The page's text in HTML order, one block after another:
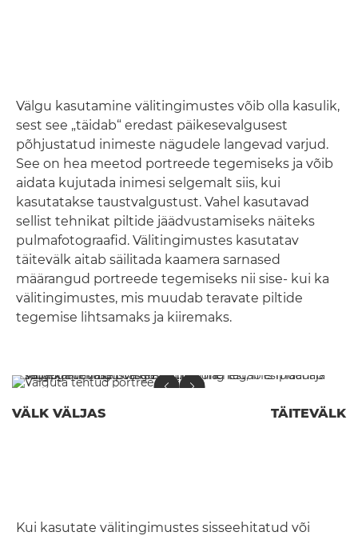
Välgu kasutamine välitingimustes võib olla kasulik,
sest see „täidab“ eredast päikesevalgusest
põhjustatud inimeste nägudele langevad varjud.
See on hea meetod portreede tegemiseks ja võib
aidata kujutada inimesi selgemalt siis, kui
kasutatakse taustvalgustust. Vahel kasutavad
sellist tehnikat piltide jäädvustamiseks näiteks
pulmafotograafid. Välitingimustes kasutatav
täitevälk aitab säilitada kaamera sarnased
määrangud portreede tegemiseks nii sise- kui ka
välitingimustes, mis muudab teravate piltide
tegemise lihtsamaks ja kiiremaks.
VÄLK VÄLJAS TÄITEVÄLK
Kui kasutate välitingimustes sisseehitatud või